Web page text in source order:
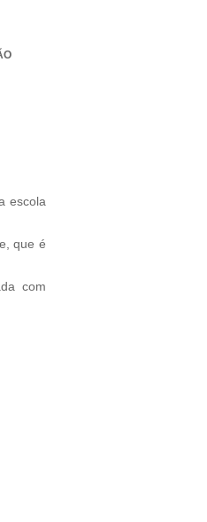
escola
que é
com